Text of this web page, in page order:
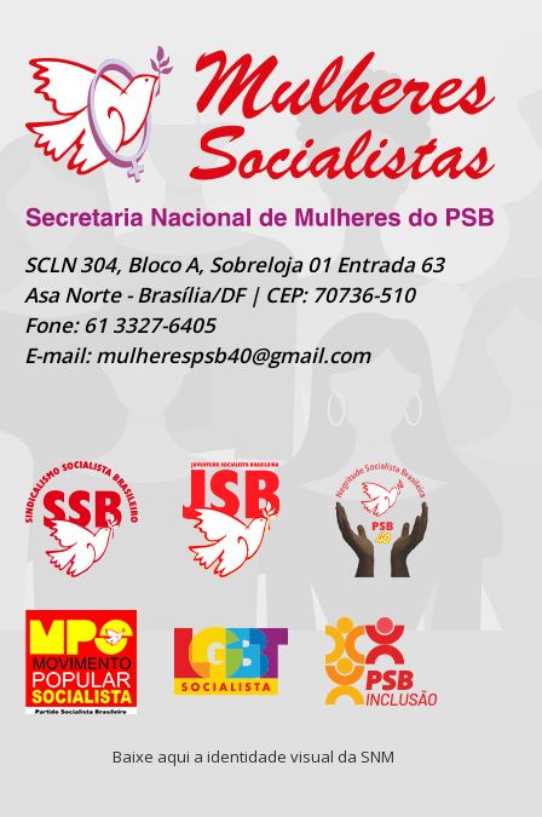
SCLN 304, Bloco A, Sobreloja 01 Entrada 63
Asa Norte - Brasília/DF | CEP: 70736-510
Fone: 61 3327-6405
E-mail: mulherespsb40@gmail.com
Baixe aqui a identidade visual da SNM